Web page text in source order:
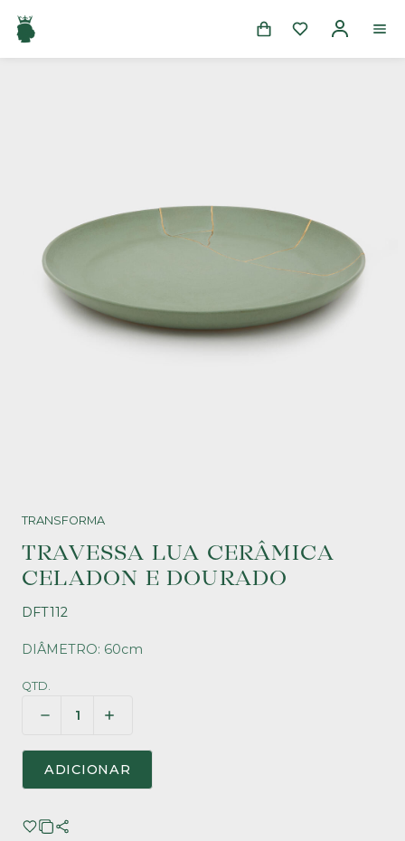
TRANSFORMA
TRAVESSA LUA CERÂMICA
CELADON E DOURADO
DFT112
DIÂMETRO: 60cm
QTD.
ADICIONAR